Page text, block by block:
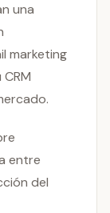
una
marketing
entre
del